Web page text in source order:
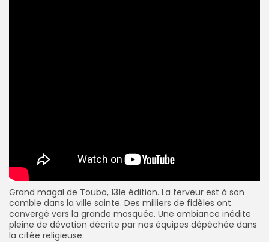
Grand magal de Touba, 131e édition. La ferveur est à son
comble dans la ville sainte. Des milliers de fidèles ont
convergé vers la grande mosquée. Une ambiance inédite
pleine de dévotion décrite par nos équipes dépêchée dans
la citée religieuse.